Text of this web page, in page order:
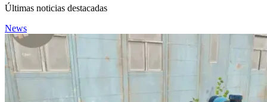
Últimas noticias destacadas
News